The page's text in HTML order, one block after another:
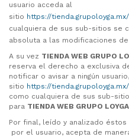
usuario acceda al
sitio https://tienda.grupoloyga.mx/
cualquiera de sus sub-sitios se
absoluta a las modificaciones
A su vez TIENDA WEB GRUPO
reserva el derecho a exclusiva
notificar o avisar a ningún
sitio https://tienda.grupoloyga.mx/
como cualquiera de sus sub-
para TIENDA WEB GRUPO
Por final, leído y analizado
por el usuario, acepta de